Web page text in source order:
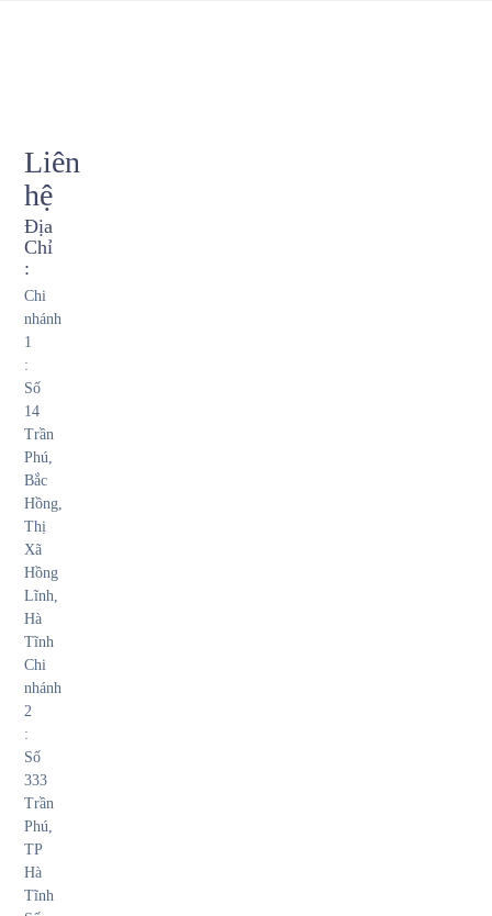
Liên
hệ
Địa
Chỉ
:
Chi
nhánh
1
:
Số
14
Trần
Phú,
Bắc
Hồng,
Thị
Xã
Hồng
Lĩnh,
Hà
Tĩnh
Chi
nhánh
2
:
Số
333
Trần
Phú,
TP
Hà
Tĩnh